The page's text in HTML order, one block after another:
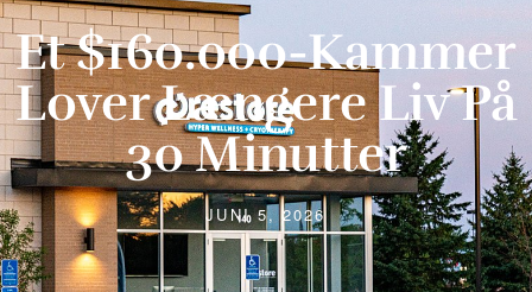
Et $160.000-Kammer
Lover Længere Liv På
30 Minutter
JUNI 5, 2026